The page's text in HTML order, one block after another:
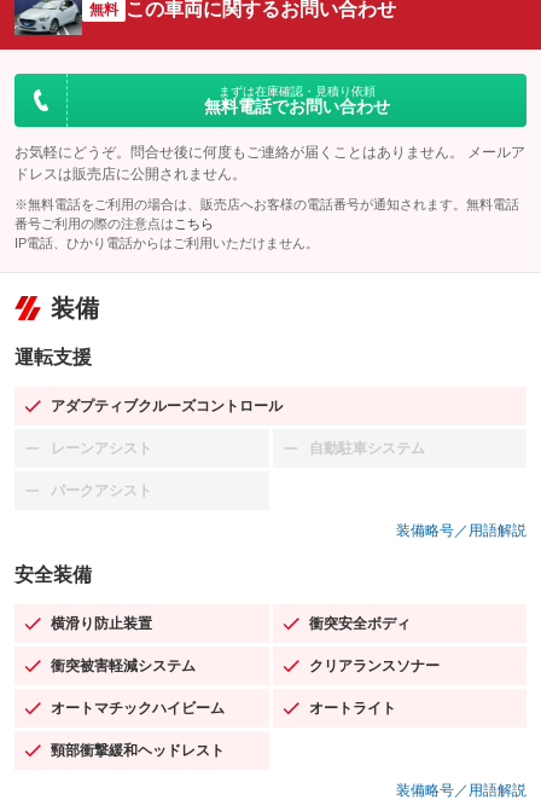
無料 この車両に関するお問い合わせ
まずは在庫確認・見積り依頼
無料電話でお問い合わせ
お気軽にどうぞ。問合せ後に何度もご連絡が届くことはありません。 メールア
ドレスは販売店に公開されません。
※無料電話をご利用の場合は、販売店へお客様の電話番号が通知されます。無料電話
番号ご利用の際の注意点は こちら
IP電話、ひかり電話からはご利用いただけません。
装備
運転支援
アダプティブクルーズコントロール
：装備あり
レーンアシスト
：装備なし 自動駐車システム
：装備なし
パークアシスト
：装備なし
装備略号／用語解説
安全装備
横滑り防止装置
：装備あり 衝突安全ボディ
：装備あり
衝突被害軽減システム
：装備あり クリアランスソナー
：装備あり
オートマチックハイビーム
：装備あり オートライト
：装備あり
頸部衝撃緩和ヘッドレスト
：装備あり
装備略号／用語解説